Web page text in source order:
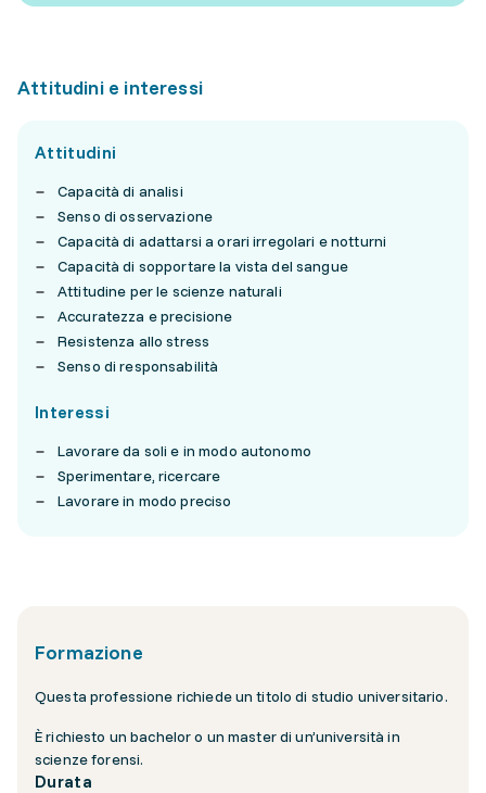
Attitudini e interessi
Attitudini
Capacità di analisi
Senso di osservazione
Capacità di adattarsi a orari irregolari e notturni
Capacità di sopportare la vista del sangue
Attitudine per le scienze naturali
Accuratezza e precisione
Resistenza allo stress
Senso di responsabilità
Interessi
Lavorare da soli e in modo autonomo
Sperimentare, ricercare
Lavorare in modo preciso
Formazione
Questa professione richiede un titolo di studio universitario.
È richiesto un bachelor o un master di un’università in
scienze forensi.
Durata